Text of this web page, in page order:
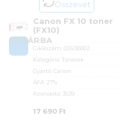
Összevet
KOSÁRBA
Canon FX 10 toner
(FX10)
Cikkszám:0263B002
Kategória:Tonerek
Gyártó:Canon
ÁFA: 27%
Azonosító: 3639
17 690 Ft